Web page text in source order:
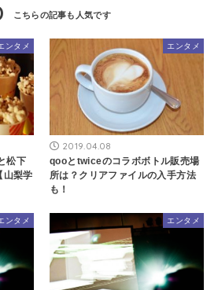
ンタメ
松下
山梨学
エンタメ
2019.04.08
qooとtwiceのコラボボトル販売場
所は？クリアファイルの入手方法
も！
ンタメ エンタメ